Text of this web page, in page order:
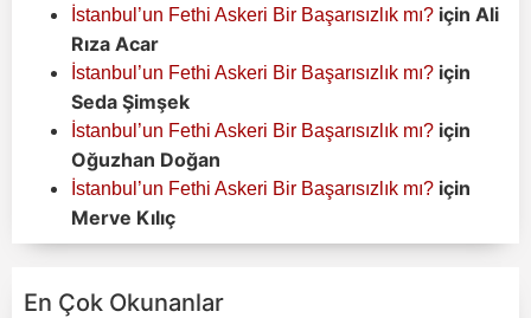
İstanbul’un Fethi Askeri Bir Başarısızlık mı? için Ali
Rıza Acar
İstanbul’un Fethi Askeri Bir Başarısızlık mı? için
Seda Şimşek
İstanbul’un Fethi Askeri Bir Başarısızlık mı? için
Oğuzhan Doğan
İstanbul’un Fethi Askeri Bir Başarısızlık mı? için
Merve Kılıç
En Çok Okunanlar